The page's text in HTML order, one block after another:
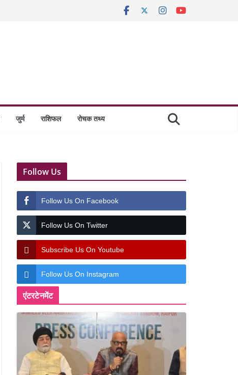
जुर्म राशिफल रोचक तथ्य
Follow Us
Follow Us On Facebook
Follow Us On Twitter
Subscribe Us On Youtube
Follow Us On Instagram
एंटरटेनमेंट